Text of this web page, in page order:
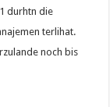
durhtn die
terlihat.
noch bis